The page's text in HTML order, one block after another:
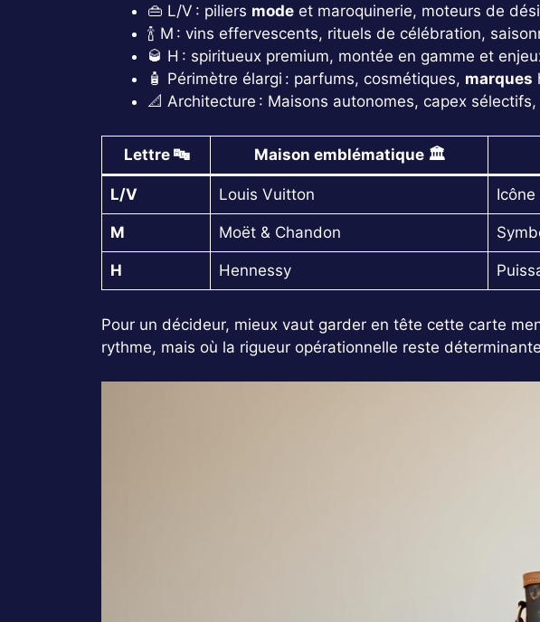
👜 L/V : piliers mode et maroquinerie, moteurs de
🍾 M : vins effervescents, rituels de célébration,
🥃 H : spiritueux premium, montée en gamme et
🧴 Périmètre élargi : parfums, cosmétiques, marques
📐 Architecture : Maisons autonomes, capex sélectifs,
Lettre 🔤 Maison emblématique 🏛️
L/V Louis Vuitton
M Moët & Chandon
H Hennessy
Pour un décideur, mieux vaut garder en tête cette carte
rythme, mais où la rigueur opérationnelle reste